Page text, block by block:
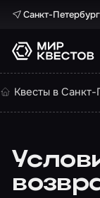
Санкт-Петербург
Квесты в